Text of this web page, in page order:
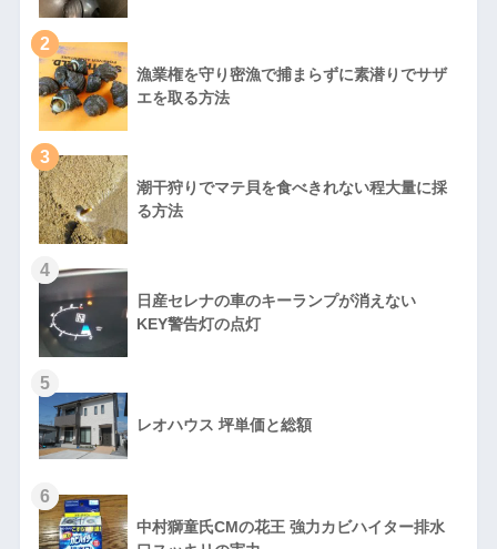
2
漁業権を守り密漁で捕まらずに素潜りでサザ
エを取る方法
3
潮干狩りでマテ貝を食べきれない程大量に採
る方法
4
日産セレナの車のキーランプが消えない
KEY警告灯の点灯
5
レオハウス 坪単価と総額
6
中村獅童氏CMの花王 強力カビハイター排水